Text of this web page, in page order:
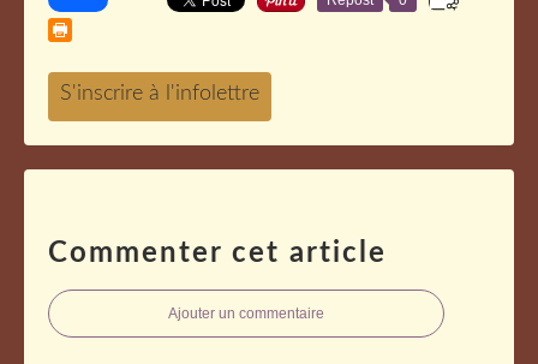
Commenter cet article
Ajouter un commentaire